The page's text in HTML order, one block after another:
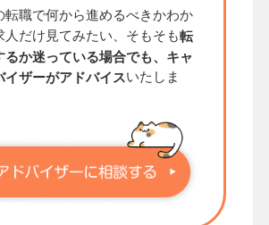
転職で何から進めるべきかわか
人だけ見てみたい、そもそも転
るか迷っている場合でも、キャ
イザーがアドバイスいたしま